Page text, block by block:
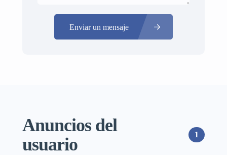
Enviar un mensaje
Anuncios del
usuario
1